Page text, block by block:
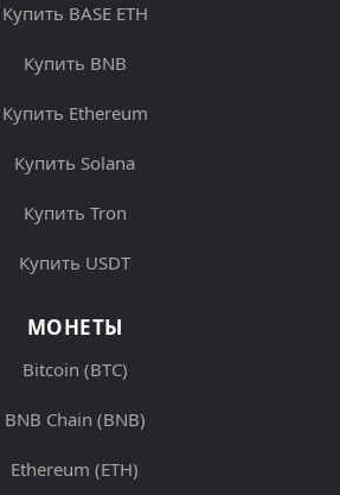
Купить BASE ETH
Купить BNB
Купить Ethereum
Купить Solana
Купить Tron
Купить USDT
МОНЕТЫ
Bitcoin (BTC)
BNB Chain (BNB)
Ethereum (ETH)